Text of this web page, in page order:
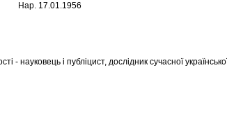
Нар. 17.01.1956
науковець і публіцист, дослідник сучасної